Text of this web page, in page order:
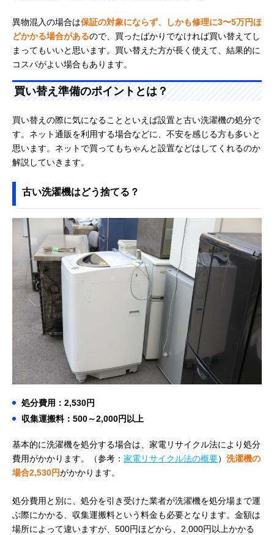
異物混入の場合は保証の対象にならず、しかも修理に3〜5万円ほ
どかかる場合があるので、買ったばかりでなければ買い替えてし
まってもいいと思います。買い替えた方が長く使えて、結果的に
コスパがよい場合もあります。
買い替え準備のポイントとは？
買い替えの際に気になることといえば設置と古い洗濯機の処分で
す。ネット通販を利用する場合などに、不安を感じる方も多いと
思います。ネットで買ってもちゃんと設置などはしてくれるのか
解説していきます。
古い洗濯機はどう捨てる？
処分費用：2,530円
収集運搬料：500～2,000円以上
基本的に洗濯機を処分する場合は、家電リサイクル法により処分
費用がかかります。（参考： 家電リサイクル法の概要） 洗濯機の
場合2,530円がかかります。
処分費用と別に、処分を引き受けた業者が洗濯機を処分場まで運
ぶ際にかかる、収集運搬料という料金も必要となります。金額は
場所によって違いますが、500円ほどから、2,000円以上かかる